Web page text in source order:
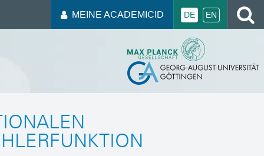
MEINE ACADEMICID DE EN